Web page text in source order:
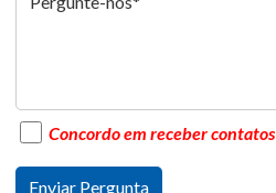
Concordo em receber contatos